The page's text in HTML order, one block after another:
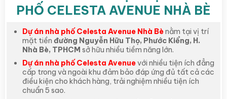
PHỐ CELESTA AVENUE NHÀ BÈ
Dự án nhà phố Celesta Avenue Nhà Bènằm tại vị trí
mặt tiền đường Nguyễn Hữu Thọ, Phước Kiểng, H.
Nhà Bè, TPHCM sở hữu nhiều tiềm năng lớn.
Dự án nhà phố Celesta Avenuevới nhiều tiện ích đẳng
cấp trong và ngoài khu đảm bảo đáp ứng đủ tất cả các
điều kiện cho khách hàng, trải nghiệm nhiều tiện ích
chuẩn 5 sao.